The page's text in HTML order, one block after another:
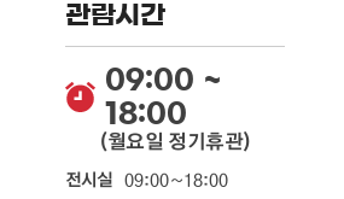
관람시간
09:00 ~
18:00
(월요일 정기휴관)
전시실 09:00~18:00